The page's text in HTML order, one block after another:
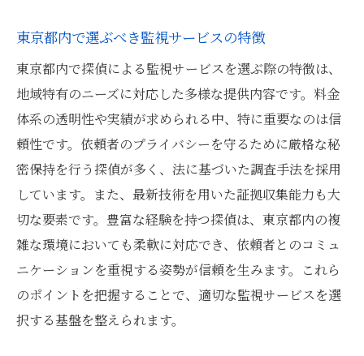
東京都内で選ぶべき監視サービスの特徴
東京都内で探偵による監視サービスを選ぶ際の特徴は、
地域特有のニーズに対応した多様な提供内容です。料金
体系の透明性や実績が求められる中、特に重要なのは信
頼性です。依頼者のプライバシーを守るために厳格な秘
密保持を行う探偵が多く、法に基づいた調査手法を採用
しています。また、最新技術を用いた証拠収集能力も大
切な要素です。豊富な経験を持つ探偵は、東京都内の複
雑な環境においても柔軟に対応でき、依頼者とのコミュ
ニケーションを重視する姿勢が信頼を生みます。これら
のポイントを把握することで、適切な監視サービスを選
択する基盤を整えられます。